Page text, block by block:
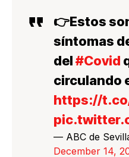
👉Estos
síntomas
del#Covid
circulando
https://
— ABC de
December 14,